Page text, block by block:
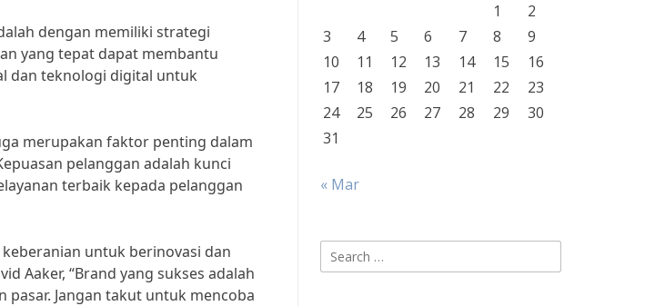
dengan memiliki strategi
yang tepat dapat membantu
dan teknologi digital untuk
merupakan faktor penting dalam
pelanggan adalah kunci
terbaik kepada pelanggan
untuk berinovasi dan
Aaker, “Brand yang sukses adalah
Jangan takut untuk mencoba
1
2
3
4 5 6 7 8
9
10
11 12 13 14 15
16
17
18 19 20 21 22
23
24
25 26 27 28 29
30
31
« Mar
Search
for: